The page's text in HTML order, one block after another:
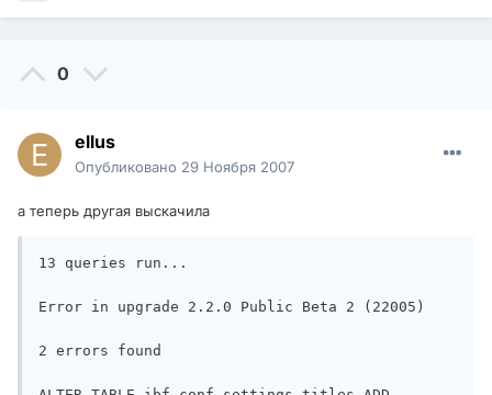
0
ellus
Опубликовано 29 Ноября 2007
а теперь другая выскачила
13 queries run...
Error in upgrade 2.2.0 Public Beta 2 (22005)
2 errors found